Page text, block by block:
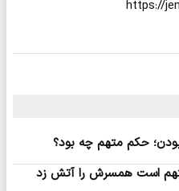
حکم متهم چه بود؟
است همسرش را آتش زد